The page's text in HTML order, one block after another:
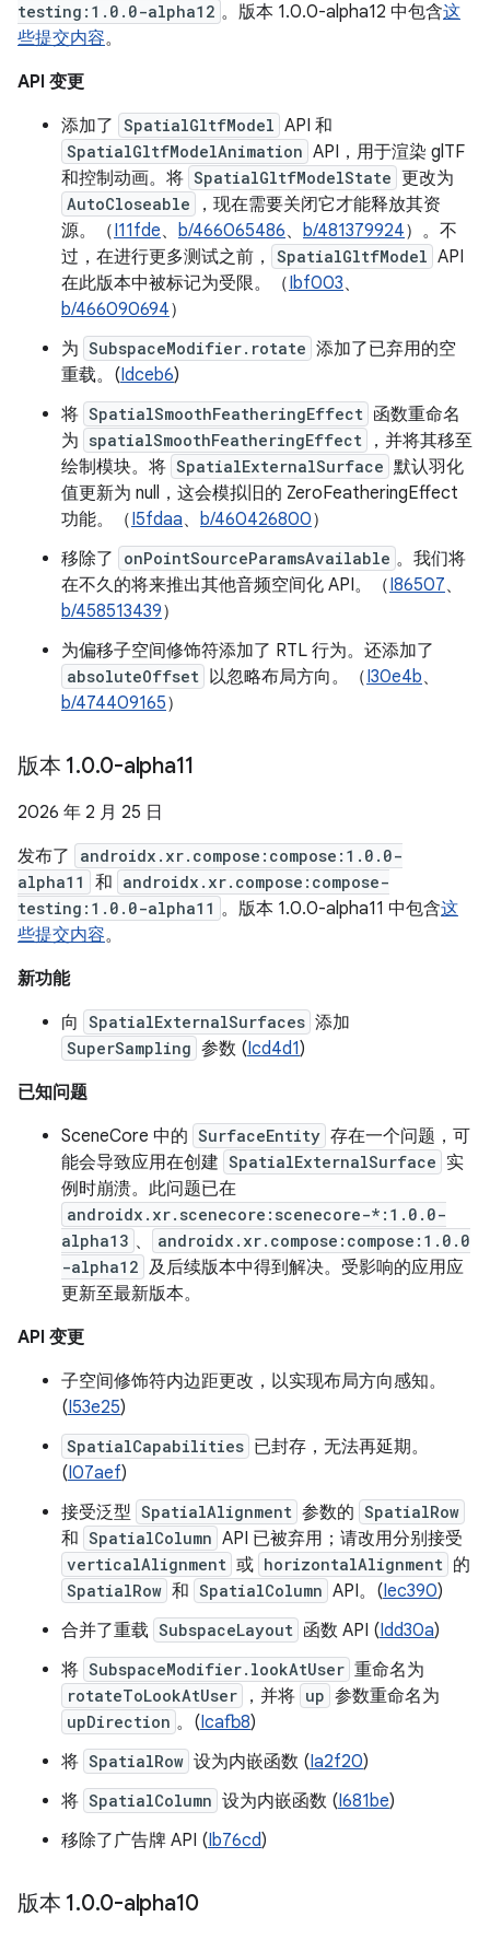
testing:1.0.0-alpha12 。版本 1.0.0-alpha12 中包含这
些提交内容。
API 变更
添加了 SpatialGltfModel API 和
SpatialGltfModelAnimation API，用于渲染 glTF
和控制动画。将 SpatialGltfModelState 更改为
AutoCloseable
，现在需要关闭它才能释放其资
源。（I11fde、 b/466065486、 b/481379924）。不
过，在进行更多测试之前，
SpatialGltfModel API
在此版本中被标记为受限。（Ibf003、
b/466090694）
为 SubspaceModifier.rotate 添加了已弃用的空
重载。(Idceb6)
将 SpatialSmoothFeatheringEffect 函数重命名
为 spatialSmoothFeatheringEffect
，并将其移至
绘制模块。将 SpatialExternalSurface 默认羽化
值更新为 null，这会模拟旧的 ZeroFeatheringEffect
功能。（I5fdaa、 b/460426800）
移除了
onPointSourceParamsAvailable 。我们将
在不久的将来推出其他音频空间化 API。（I86507、
b/458513439）
为偏移子空间修饰符添加了 RTL 行为。还添加了
absoluteOffset 以忽略布局方向。（I30e4b、
b/474409165）
版本 1.0.0-alpha11
2026 年 2 月 25 日
发布了
androidx.xr.compose:compose:1.0.0-
alpha11
和 androidx.xr.compose:compose-
testing:1.0.0-alpha11 。版本 1.0.0-alpha11 中包含这
些提交内容。
新功能
向 SpatialExternalSurfaces 添加
SuperSampling 参数 (Icd4d1)
已知问题
SceneCore 中的 SurfaceEntity 存在一个问题，可
能会导致应用在创建 SpatialExternalSurface 实
例时崩溃。此问题已在
androidx.xr.scenecore:scenecore-*:1.0.0-
alpha13 、
androidx.xr.compose:compose:1.0.0
-alpha12 及后续版本中得到解决。受影响的应用应
更新至最新版本。
API 变更
子空间修饰符内边距更改，以实现布局方向感知。
(I53e25)
SpatialCapabilities 已封存，无法再延期。
(I07aef)
接受泛型 SpatialAlignment 参数的 SpatialRow
和 SpatialColumn API 已被弃用；请改用分别接受
verticalAlignment 或 horizontalAlignment 的
SpatialRow 和 SpatialColumn API。(Iec390)
合并了重载 SubspaceLayout 函数 API (Idd30a)
将 SubspaceModifier.lookAtUser 重命名为
rotateToLookAtUser ，并将 up 参数重命名为
upDirection 。(Icafb8)
将 SpatialRow 设为内嵌函数 (Ia2f20)
将 SpatialColumn 设为内嵌函数 (I681be)
移除了广告牌 API (Ib76cd)
版本 1.0.0-alpha10